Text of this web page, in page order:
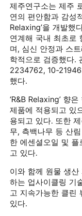
제주연구소는 제주
연의 편안함과 감성
Relaxing’을 개발했
연계해 국내 최초로
며, 심신 안정과 스
학적으로 검증했다.
2234762, 10-
했다.
‘R&B Relaxing’ 향
제품에 적용되고 있
용되고 있다. 또한
무, 측백나무 등 산
한 에센셜오일 및
고 있다.
이와 함께 원물 생
하는 업사이클링 기
고 지속가능한 클린
있다.